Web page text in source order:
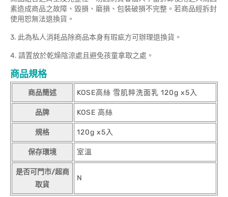
素造成商品之故障、毀損、磨損、包裝破損不完整。若商品經拆封
使用恕無法退換貨。
3. 此為私人消耗品除商品本身有瑕疵方可辦理退換貨。
4. 請置放於乾燥陰涼處且避免孩童拿取之處。
商品規格
商品簡述 KOSE高絲 雪肌粹洗面乳 120g x5入
品牌 KOSE 高絲
規格 120g x5入
保存環境 室溫
是否可門市/超商
取貨
N